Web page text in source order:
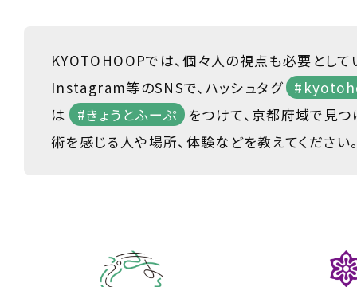
KYOTOHOOPでは、個々人の視点も必要として
Instagram等のSNSで、ハッシュタグ
は
#きょうとふーぷ
をつけて、京都府域で見
術を感じる人や場所、体験などを教えてください